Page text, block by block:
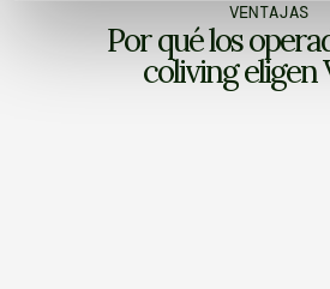
VENTAJAS
Por qué los
coliving eligen